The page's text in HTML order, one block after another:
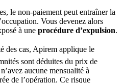
le non-paiement peut entraîner la
Vous devenez alors
à une procédure d’expulsion.
des cas, Apirem applique le
sont déduites du prix de
aucune mensualité à
de l’opération. Ce risque